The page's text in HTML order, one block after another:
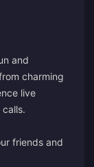
and
charming
live
friends and